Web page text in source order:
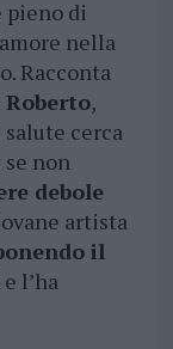
pieno di
nella
Racconta
,
cerca
non
debole
artista
il
l’ha